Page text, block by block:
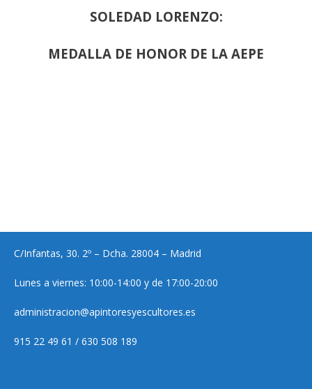
SOLEDAD LORENZO:
MEDALLA DE HONOR DE LA AEPE
C/Infantas, 30. 2º – Dcha. 28004 – Madrid
Lunes a viernes: 10:00-14:00 y de 17:00-20:00
administracion@apintoresyescultores.es
915 22 49 61 / 630 508 189